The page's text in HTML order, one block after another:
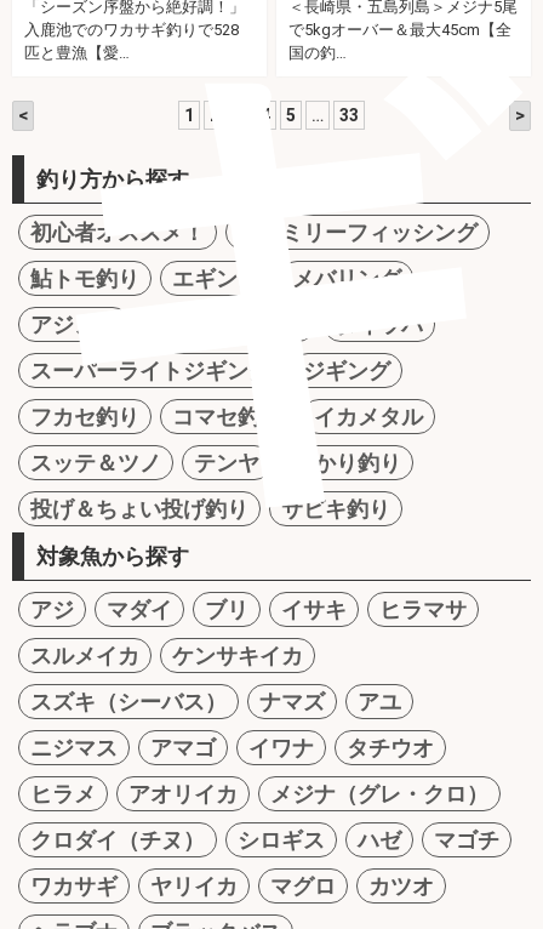
ギ
「シーズン序盤から絶好調！」
入鹿池でのワカサギ釣りで528
匹と豊漁【愛…
＜長崎県・五島列島＞メジナ5尾
で5kgオーバー＆最大45cm【全
国の釣…
< 1 2 4 5 … 33 >
釣り方から探す
初心者オススメ！
ファミリーフィッシング
鮎トモ釣り
エギング
メバリング
アジング
タイラバ
スーパーライトジギング
ジギング
フカセ釣り
コマセ釣り
イカメタル
スッテ＆ツノ
テンヤ
かかり釣り
投げ＆ちょい投げ釣り
サビキ釣り
対象魚から探す
アジ マダイ ブリ イサキ
ヒラマサ
スルメイカ
ケンサキイカ
スズキ（シーバス）
ナマズ
アユ
ニジマス
アマゴ イワナ
タチウオ
ヒラメ
アオリイカ
メジナ（グレ・クロ）
クロダイ（チヌ）
シロギス ハゼ
マゴチ
ワカサギ
ヤリイカ マグロ
カツオ